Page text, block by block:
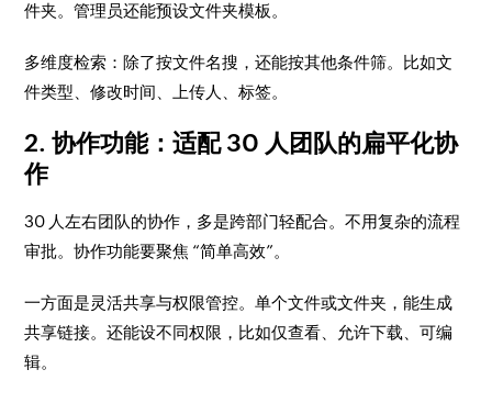
件夹。管理员还能预设文件夹模板。
多维度检索：除了按文件名搜，还能按其他条件筛。比如文
件类型、修改时间、上传人、标签。
2. 协作功能：适配 30 人团队的扁平化协
作
30 人左右团队的协作，多是跨部门轻配合。不用复杂的流程
审批。协作功能要聚焦 “简单高效”。
一方面是灵活共享与权限管控。单个文件或文件夹，能生成
共享链接。还能设不同权限，比如仅查看、允许下载、可编
辑。